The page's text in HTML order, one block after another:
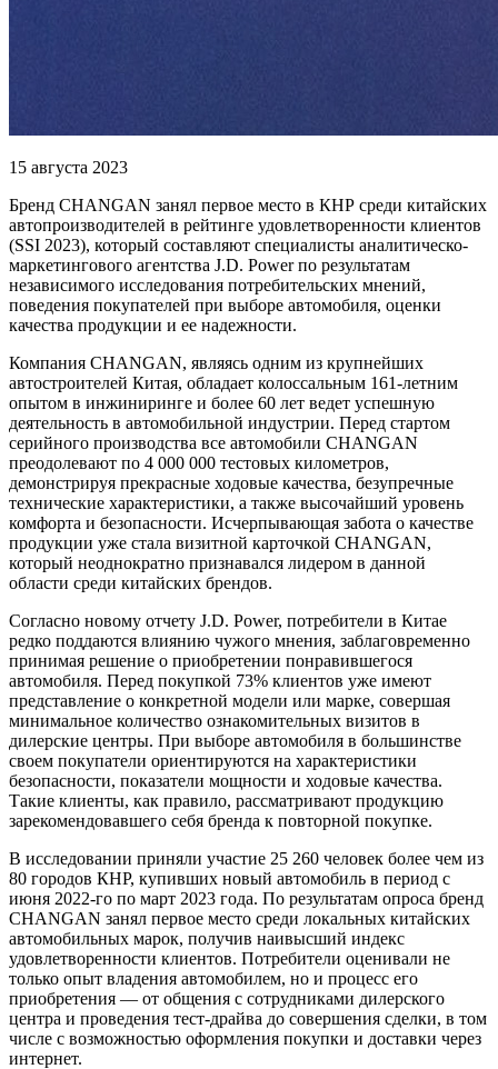
15 августа 2023
Бренд CHANGAN занял первое место в КНР среди китайских
автопроизводителей в рейтинге удовлетворенности клиентов
(SSI 2023), который составляют специалисты аналитическо-
маркетингового агентства J.D. Power по результатам
независимого исследования потребительских мнений,
поведения покупателей при выборе автомобиля, оценки
качества продукции и ее надежности.
Компания CHANGAN, являясь одним из крупнейших
автостроителей Китая, обладает колоссальным 161-летним
опытом в инжиниринге и более 60 лет ведет успешную
деятельность в автомобильной индустрии. Перед стартом
серийного производства все автомобили CHANGAN
преодолевают по 4 000 000 тестовых километров,
демонстрируя прекрасные ходовые качества, безупречные
технические характеристики, а также высочайший уровень
комфорта и безопасности. Исчерпывающая забота о качестве
продукции уже стала визитной карточкой CHANGAN,
который неоднократно признавался лидером в данной
области среди китайских брендов.
Согласно новому отчету J.D. Power, потребители в Китае
редко поддаются влиянию чужого мнения, заблаговременно
принимая решение о приобретении понравившегося
автомобиля. Перед покупкой 73% клиентов уже имеют
представление о конкретной модели или марке, совершая
минимальное количество ознакомительных визитов в
дилерские центры. При выборе автомобиля в большинстве
своем покупатели ориентируются на характеристики
безопасности, показатели мощности и ходовые качества.
Такие клиенты, как правило, рассматривают продукцию
зарекомендовавшего себя бренда к повторной покупке.
В исследовании приняли участие 25 260 человек более чем из
80 городов КНР, купивших новый автомобиль в период с
июня 2022-го по март 2023 года. По результатам опроса бренд
CHANGAN занял первое место среди локальных китайских
автомобильных марок, получив наивысший индекс
удовлетворенности клиентов. Потребители оценивали не
только опыт владения автомобилем, но и процесс его
приобретения — от общения с сотрудниками дилерского
центра и проведения тест-драйва до совершения сделки, в том
числе с возможностью оформления покупки и доставки через
интернет.